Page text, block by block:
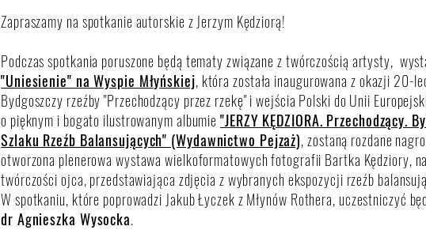
Zapraszamy na spotkanie autorskie z Jerzym Kędziorą!
Podczas spotkania poruszone będą tematy związane z twórczością artysty,
"Uniesienie" na Wyspie Młyńskiej, która została inaugurowana z okazji 20-
Bydgoszczy rzeźby "Przechodzący przez rzekę" i wejścia Polski do Unii
o pięknym i bogato ilustrowanym albumie"JERZY KĘDZIORA. Przechodzący.
Szlaku Rzeźb Balansujących" (Wydawnictwo Pejzaż), zostaną rozdane
otworzona plenerowa wystawa wielkoformatowych fotografii Bartka Kędziory,
twórczości ojca, przedstawiająca zdjęcia z wybranych ekspozycji rzeźb
W spotkaniu, które poprowadzi Jakub Łyczek z Młynów Rothera, uczestniczyć
dr Agnieszka Wysocka.